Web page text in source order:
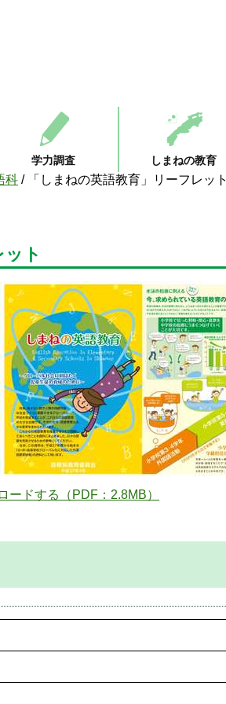
学力調査 しまねの教育
科 / 「しまねの英語教育」リーフレット
ト
ードする（PDF：2.8MB）